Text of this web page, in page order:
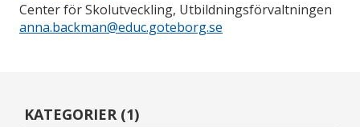
Center för Skolutveckling, Utbildningsförvaltningen
anna.backman@educ.goteborg.se
KATEGORIER (1)